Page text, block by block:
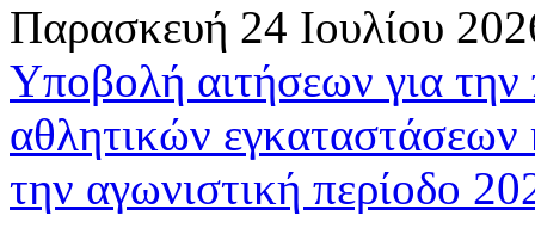
Παρασκευή 24 Ιουλίου
Υποβολή αιτήσεων για
αθλητικών
την αγωνιστική περίοδο